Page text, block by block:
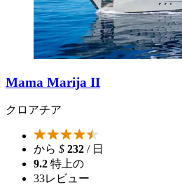
Mama Marija II
クロアチア
から $ 232 / 日
9.2 特上の
33レビュー